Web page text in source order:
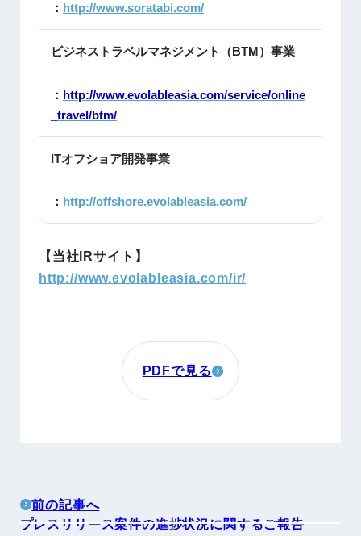
： http://www.soratabi.com/
ビジネストラベルマネジメント（BTM）事業
： http://www.evolableasia.com/service/online
_travel/btm/
ITオフショア開発事業
： http://offshore.evolableasia.com/
【当社IRサイト】
http://www.evolableasia.com/ir/
PDFで見る
前の記事へ
プレスリリース案件の進捗状況に関するご報告